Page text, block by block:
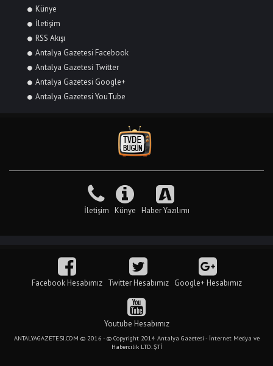
Künye
İletişim
RSS Akışı
Antalya Gazetesi Facebook
Antalya Gazetesi Twitter
Antalya Gazetesi Google+
Antalya Gazetesi YouTube
İletişim Künye Haber Yazılımı
Facebook Hesabımız Twitter Hesabımız Google+ Hesabımız
Youtube Hesabımız
ANTALYAGAZETESI.COM © 2016 - © Copyright 2014 Antalya Gazetesi - İnternet Medya ve
Habercilik LTD. ŞTİ